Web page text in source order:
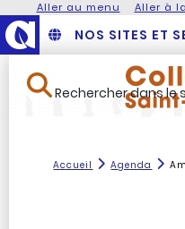
Aller au menu Aller à
NOS SITES ET
Rechercher dans le
Accueil Agenda